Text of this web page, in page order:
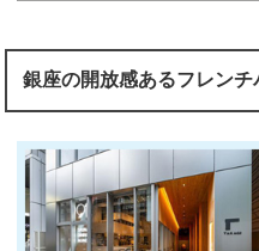
銀座の開放感あるフレンチ